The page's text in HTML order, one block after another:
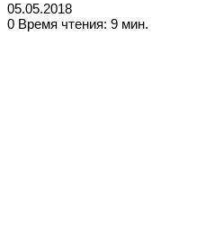
05.05.2018
0 Время чтения: 9 мин.